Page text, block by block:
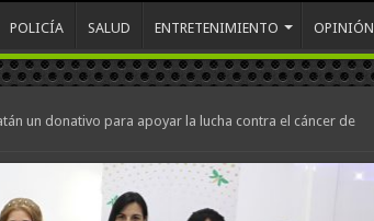
POLICÍA SALUD ENTRETENIMIENTO OPINIÓN
un donativo para apoyar la lucha contra el cáncer de